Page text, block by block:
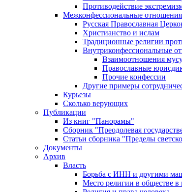
Противодействие
Межконфессиональные отношения
Русская Православная
Христианство и ислам
Традиционные религии
Внутриконфессиональные
Взаимоотношения
Православные
Прочие конфессии
Другие примеры
Курьезы
Сколько верующих
Публикации
Из книг "Панорамы"
Сборник "Преодолевая
Статьи сборника "Пределы
Документы
Архив
Власть
Борьба с ИНН и другими
Место религии в обществе в